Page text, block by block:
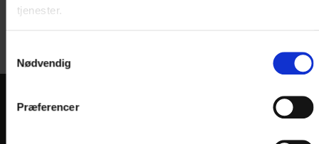
tjenester.
Nødvendig
Præferencer